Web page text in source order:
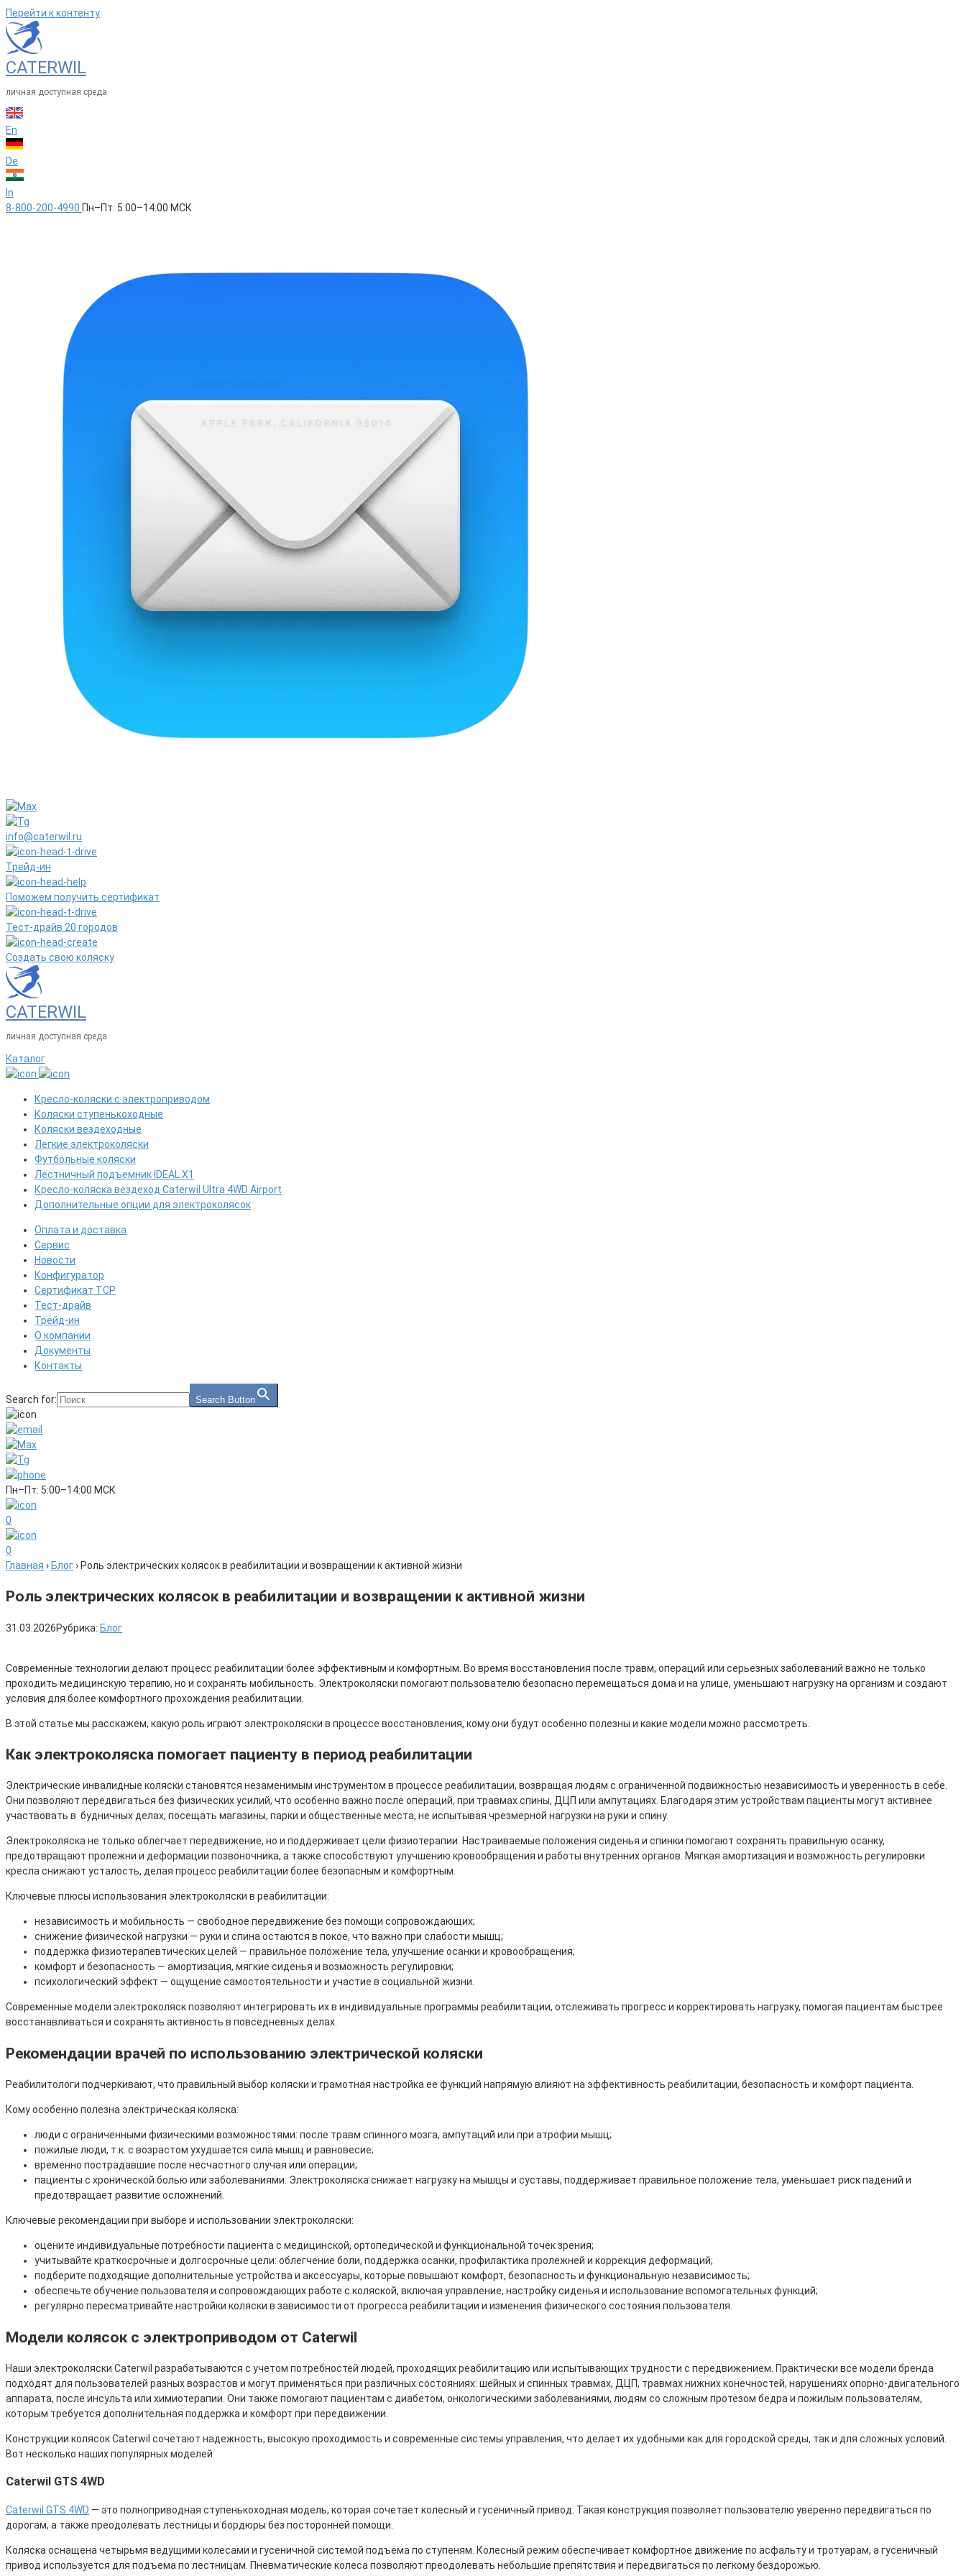
Перейти к контенту
CATERWIL
личная доступная среда
En
De
In
8-800-200-4990 Пн–Пт: 5:00–14:00 МСК
info@caterwil.ru
Трейд-ин
Поможем получить сертификат
Тест-драйв 20 городов
Создать свою коляску
CATERWIL
личная доступная среда
Каталог
Кресло-коляски с электроприводом
Коляски ступенькоходные
Коляски вездеходные
Легкие электроколяски
Футбольные коляски
Лестничный подъемник IDEAL X1
Кресло-коляска вездеход Caterwil Ultra 4WD Airport
Дополнительные опции для электроколясок
Оплата и доставка
Сервис
Новости
Конфигуратор
Сертификат ТСР
Тест-драйв
Трейд-ин
О компании
Документы
Контакты
Search for: Search Button
Пн–Пт: 5:00–14:00 МСК
0
0
Главная › Блог› Роль электрических колясок в реабилитации и возвращении к активной жизни
Роль электрических колясок в реабилитации и возвращении к активной жизни
31.03.2026Рубрика: Блог
Современные технологии делают процесс реабилитации более эффективным и комфортным. Во время восстановления после травм, операций или серьезных заболеваний важно не только
проходить медицинскую терапию, но и сохранять мобильность. Электроколяски помогают пользователю безопасно перемещаться дома и на улице, уменьшают нагрузку на организм и создают
условия для более комфортного прохождения реабилитации.
В этой статье мы расскажем, какую роль играют электроколяски в процессе восстановления, кому они будут особенно полезны и какие модели можно рассмотреть.
Как электроколяска помогает пациенту в период реабилитации
Электрические инвалидные коляски становятся незаменимым инструментом в процессе реабилитации, возвращая людям с ограниченной подвижностью независимость и уверенность в себе.
Они позволяют передвигаться без физических усилий, что особенно важно после операций, при травмах спины, ДЦП или ампутациях. Благодаря этим устройствам пациенты могут активнее
участвовать в будничных делах, посещать магазины, парки и общественные места, не испытывая чрезмерной нагрузки на руки и спину.
Электроколяска не только облегчает передвижение, но и поддерживает цели физиотерапии. Настраиваемые положения сиденья и спинки помогают сохранять правильную осанку,
предотвращают пролежни и деформации позвоночника, а также способствуют улучшению кровообращения и работы внутренних органов. Мягкая амортизация и возможность регулировки
кресла снижают усталость, делая процесс реабилитации более безопасным и комфортным.
Ключевые плюсы использования электроколяски в реабилитации:
независимость и мобильность — свободное передвижение без помощи сопровождающих;
снижение физической нагрузки — руки и спина остаются в покое, что важно при слабости мышц;
поддержка физиотерапевтических целей — правильное положение тела, улучшение осанки и кровообращения;
комфорт и безопасность — амортизация, мягкие сиденья и возможность регулировки;
психологический эффект — ощущение самостоятельности и участие в социальной жизни.
Современные модели электроколяск позволяют интегрировать их в индивидуальные программы реабилитации, отслеживать прогресс и корректировать нагрузку, помогая пациентам быстрее
восстанавливаться и сохранять активность в повседневных делах.
Рекомендации врачей по использованию электрической коляски
Реабилитологи подчеркивают, что правильный выбор коляски и грамотная настройка ее функций напрямую влияют на эффективность реабилитации, безопасность и комфорт пациента.
Кому особенно полезна электрическая коляска:
люди с ограниченными физическими возможностями: после травм спинного мозга, ампутаций или при атрофии мышц;
пожилые люди, т.к. с возрастом ухудшается сила мышц и равновесие;
временно пострадавшие после несчастного случая или операции;
пациенты с хронической болью или заболеваниями. Электроколяска снижает нагрузку на мышцы и суставы, поддерживает правильное положение тела, уменьшает риск падений и
предотвращает развитие осложнений.
Ключевые рекомендации при выборе и использовании электроколяски:
оцените индивидуальные потребности пациента с медицинской, ортопедической и функциональной точек зрения;
учитывайте краткосрочные и долгосрочные цели: облегчение боли, поддержка осанки, профилактика пролежней и коррекция деформаций;
подберите подходящие дополнительные устройства и аксессуары, которые повышают комфорт, безопасность и функциональную независимость;
обеспечьте обучение пользователя и сопровождающих работе с коляской, включая управление, настройку сиденья и использование вспомогательных функций;
регулярно пересматривайте настройки коляски в зависимости от прогресса реабилитации и изменения физического состояния пользователя.
Модели колясок с электроприводом от Caterwil
Наши электроколяски Caterwil разрабатываются с учетом потребностей людей, проходящих реабилитацию или испытывающих трудности с передвижением. Практически все модели бренда
подходят для пользователей разных возрастов и могут применяться при различных состояниях: шейных и спинных травмах, ДЦП, травмах нижних конечностей, нарушениях опорно-двигательного
аппарата, после инсульта или химиотерапии. Они также помогают пациентам с диабетом, онкологическими заболеваниями, людям со сложным протезом бедра и пожилым пользователям,
которым требуется дополнительная поддержка и комфорт при передвижении.
Конструкции колясок Caterwil сочетают надежность, высокую проходимость и современные системы управления, что делает их удобными как для городской среды, так и для сложных условий.
Вот несколько наших популярных моделей
Caterwil GTS 4WD
Caterwil GTS 4WD — это полноприводная ступенькоходная модель, которая сочетает колесный и гусеничный привод. Такая конструкция позволяет пользователю уверенно передвигаться по
дорогам, а также преодолевать лестницы и бордюры без посторонней помощи.
Коляска оснащена четырьмя ведущими колесами и гусеничной системой подъема по ступеням. Колесный режим обеспечивает комфортное движение по асфальту и тротуарам, а гусеничный
привод используется для подъема по лестницам. Пневматические колеса позволяют преодолевать небольшие препятствия и передвигаться по легкому бездорожью.